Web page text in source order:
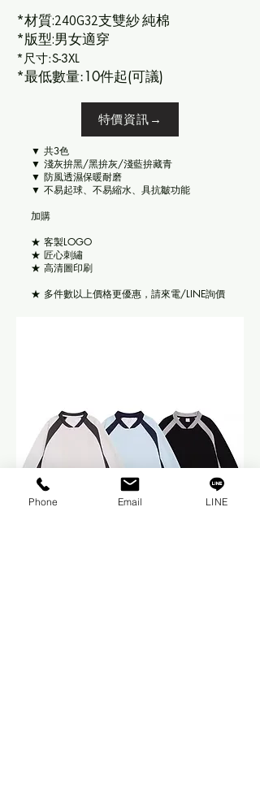
*材質:240G32支雙紗 純棉
*版型:男女適穿
*尺寸:S-3XL
*最低數量:10件起(可議)
特價資訊→
▼ 共3色
▼ 淺灰拚黑/黑拚灰/淺藍拚藏青
▼ 防風透濕保暖耐磨
▼ 不易起球、不易縮水、具抗皺功能
​加購
★ 客製LOGO
★ 匠心刺繡
★ 高清圖印刷
★ 多件數以上價格更優惠，請來電/LINE詢價
Phone Email LINE